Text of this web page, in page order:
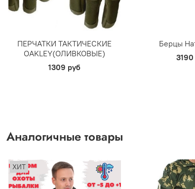
ПЕРЧАТКИ ТАКТИЧЕСКИЕ
OAKLEY(ОЛИВКОВЫЕ)
1309 руб
Берцы
Аналогичные товары
ХИТ